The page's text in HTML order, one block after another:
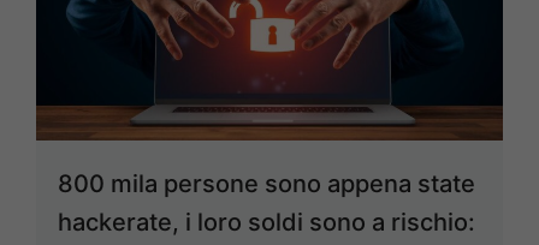
800 mila persone sono appena state
hackerate, i loro soldi sono a rischio: